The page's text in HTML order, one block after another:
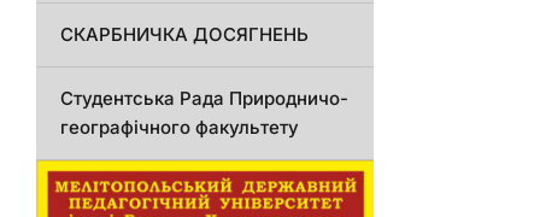
СКАРБНИЧКА ДОСЯГНЕНЬ
Студентська Рада Природничо-
географічного факультету